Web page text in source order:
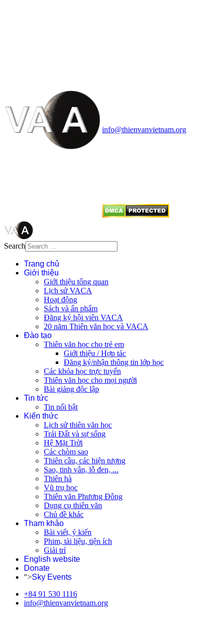
info@thienvanvietnam.org
Search
Trang chủ
Giới thiệu
Giới thiệu tổng quan
Lịch sử VACA
Hoạt động
Sách và ấn phẩm
Đăng ký hội viên VACA
20 năm Thiên văn học và VACA
Đào tạo
Thiên văn học cho trẻ em
Giới thiệu / Hợp tác
Đăng ký/nhận thông tin lớp học
Các khóa học trực tuyến
Thiên văn học cho mọi người
Bài giảng độc lập
Tin tức
Tin nổi bật
Kiến thức
Lịch sử thiên văn học
Trái Đất và sự sống
Hệ Mặt Trời
Các chòm sao
Thiên cầu, các hiện tượng
Sao, tinh vân, lỗ đen, ...
Thiên hà
Vũ trụ học
Thiên văn Phương Đông
Dụng cụ thiên văn
Chủ đề khác
Tham khảo
Bài viết, ý kiến
Phim, tài liệu, tiện ích
Giải trí
English website
Donate
">Sky Events
+84 91 530 1116
info@thienvanvietnam.org